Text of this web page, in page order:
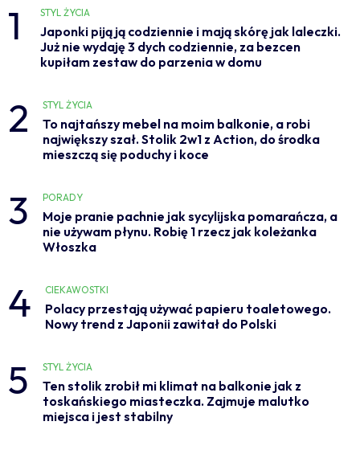
1 STYL ŻYCIA
Japonki piją ją codziennie i mają skórę jak laleczki.
Już nie wydaję 3 dych codziennie, za bezcen
kupiłam zestaw do parzenia w domu
2 STYL ŻYCIA
To najtańszy mebel na moim balkonie, a robi
największy szał. Stolik 2w1 z Action, do środka
mieszczą się poduchy i koce
3 PORADY
Moje pranie pachnie jak sycylijska pomarańcza, a
nie używam płynu. Robię 1 rzecz jak koleżanka
Włoszka
4 CIEKAWOSTKI
Polacy przestają używać papieru toaletowego.
Nowy trend z Japonii zawitał do Polski
5 STYL ŻYCIA
Ten stolik zrobił mi klimat na balkonie jak z
toskańskiego miasteczka. Zajmuje malutko
miejsca i jest stabilny